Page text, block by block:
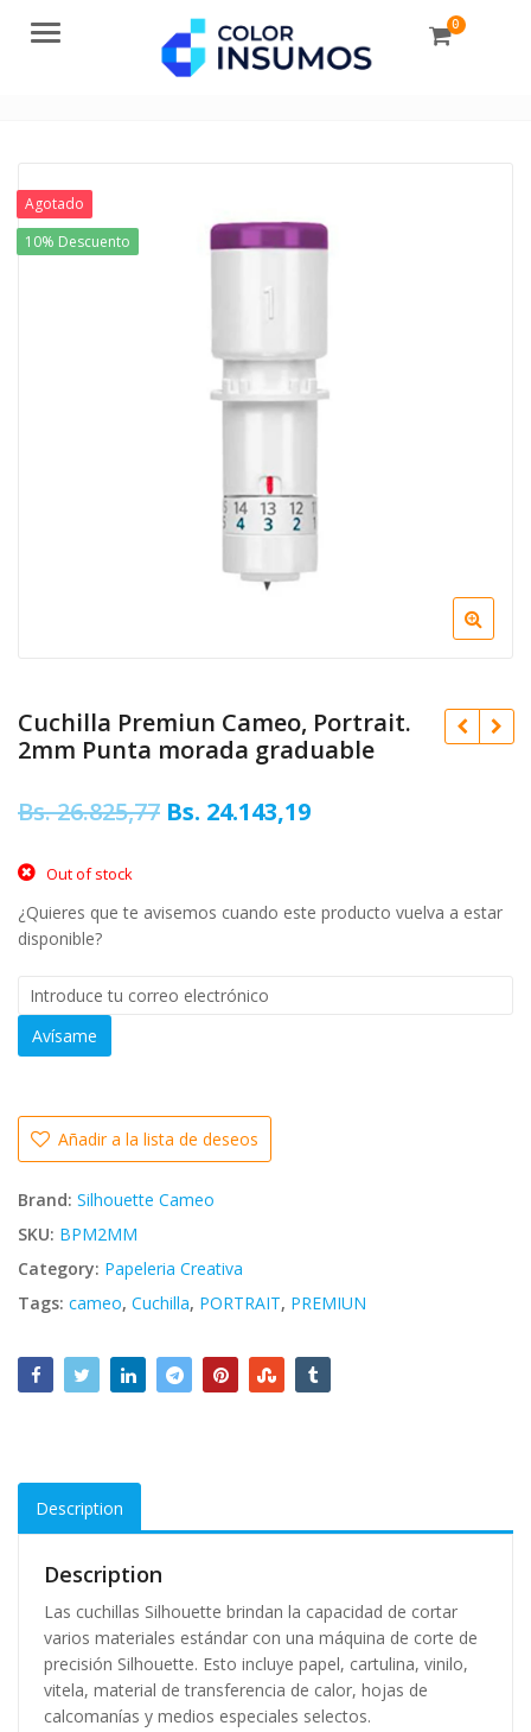
Menu 0
Agotado
10% Descuento
Cuchilla Premiun Cameo, Portrait.
2mm Punta morada graduable
was:
price
Bs. 8.254,08 Original
Bs.26.825,77 Original
Bs. 26.825,77.
Bs. 24.143,19Current
Bs. 24.143,19.
Out of stock
¿Quieres que te avisemos cuando este producto vuelva a estar
disponible?
Avísame
Añadir a la lista de deseos
Brand: Silhouette Cameo
SKU: BPM2MM
Category: Papeleria Creativa
Tags: cameo, Cuchilla, PORTRAIT, PREMIUN
Description
Description
Las cuchillas Silhouette brindan la capacidad de cortar
varios materiales estándar con una máquina de corte de
precisión Silhouette. Esto incluye papel, cartulina, vinilo,
vitela, material de transferencia de calor, hojas de
calcomanías y medios especiales selectos.